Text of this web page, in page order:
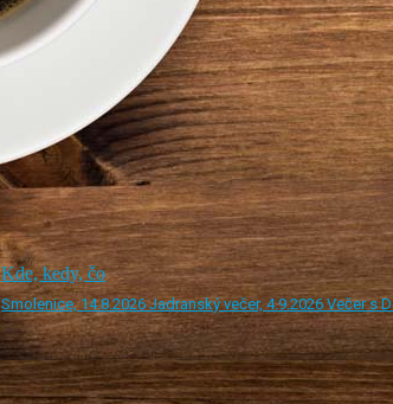
Kde, kedy, čo
Smolenice, 14.8.2026 Jadranský večer, 4.9.2026 Večer s